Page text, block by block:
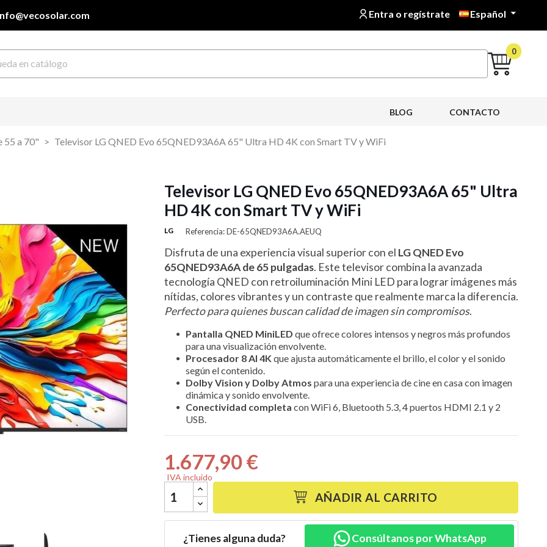
Entra o regístrate Español 
0
CONTACTO
BLOG
55 a 70" Televisor LG QNED Evo 65QNED93A6A 65" Ultra HD 4K con Smart TV y WiFi

Televisor LG QNED Evo 65QNED93A6A 65" Ultra
HD 4K con Smart TV y WiFi
LG Referencia: DE-65QNED93A6A.AEUQ
Disfruta de una experiencia visual superior con el LG QNED Evo
65QNED93A6A de 65 pulgadas. Este televisor combina la avanzada
tecnología QNED con retroiluminación Mini LED para lograr imágenes más
nítidas, colores vibrantes y un contraste que realmente marca la diferencia.
Perfecto para quienes buscan calidad de imagen sin compromisos.
Pantalla QNED MiniLED que ofrece colores intensos y negros más profundos
para una visualización envolvente.
Procesador 8 AI 4K que ajusta automáticamente el brillo, el color y el sonido
según el contenido.
Dolby Vision y Dolby Atmos para una experiencia de cine en casa con imagen
dinámica y sonido envolvente.
Conectividad completa con WiFi 6, Bluetooth 5.3, 4 puertos HDMI 2.1 y 2
USB.
1.677,90 €
IVA incluido
AÑADIR AL CARRITO
¿Tienes alguna duda? Consúltanos por WhatsApp